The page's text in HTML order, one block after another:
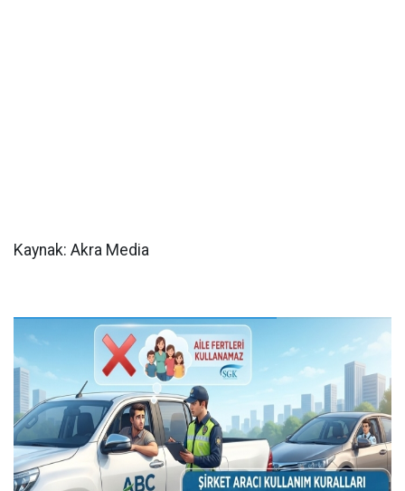
Kaynak: Akra Media